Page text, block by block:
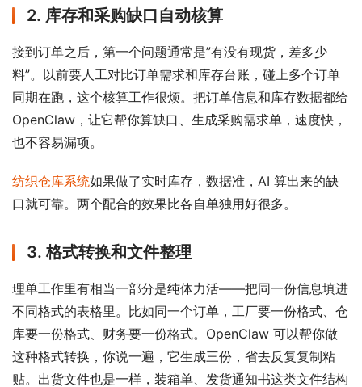
2. 库存和采购缺口自动核算
接到订单之后，第一个问题通常是”有没有现货，差多少
料”。以前要人工对比订单需求和库存台账，碰上多个订单
同期在跑，这个核算工作很烦。把订单信息和库存数据都给
OpenClaw，让它帮你算缺口、生成采购需求单，速度快，
也不容易漏项。
纺织仓库系统如果做了实时库存，数据准，AI 算出来的缺
口就可靠。两个配合的效果比各自单独用好很多。
3. 格式转换和文件整理
理单工作里有相当一部分是纯体力活——把同一份信息填进
不同格式的表格里。比如同一个订单，工厂要一份格式、仓
库要一份格式、财务要一份格式。OpenClaw 可以帮你做
这种格式转换，你说一遍，它生成三份，省去反复复制粘
贴。出货文件也是一样，装箱单、发货通知书这类文件结构